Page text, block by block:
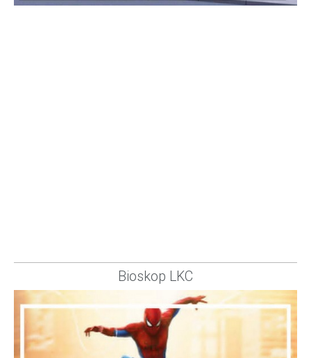
Bioskop LKC